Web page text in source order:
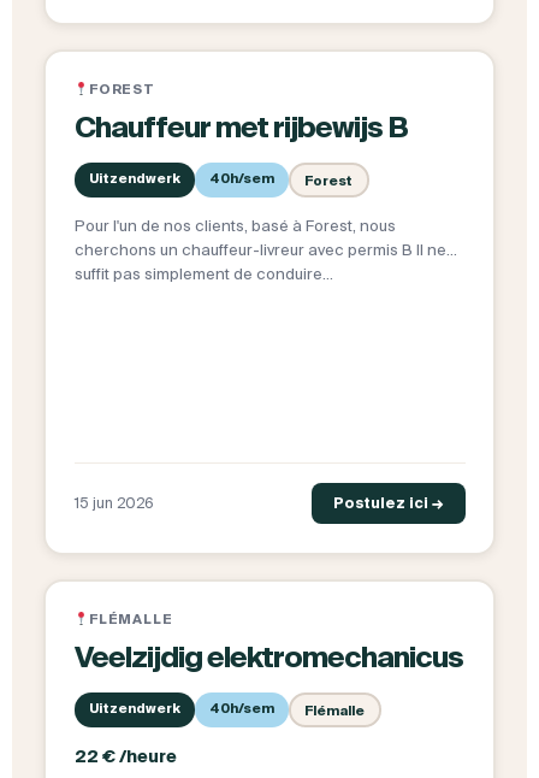
FOREST
Chauffeur met rijbewijs B
Uitzendwerk 40h/sem Forest
Pour l'un de nos clients, basé à Forest, nous
cherchons un chauffeur-livreur avec permis B Il ne
suffit pas simplement de conduire…
15 jun 2026 Postulez ici →
FLÉMALLE
Veelzijdig elektromechanicus
Uitzendwerk 40h/sem Flémalle
22 € /heure